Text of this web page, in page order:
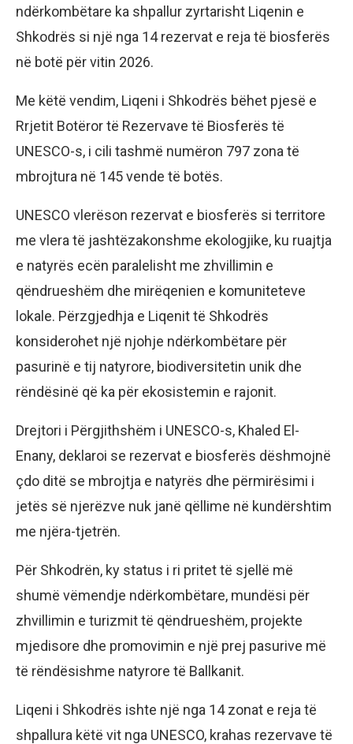
ndërkombëtare ka shpallur zyrtarisht Liqenin e
Shkodrës si një nga 14 rezervat e reja të biosferës
në botë për vitin 2026.
Me këtë vendim, Liqeni i Shkodrës bëhet pjesë e
Rrjetit Botëror të Rezervave të Biosferës të
UNESCO-s, i cili tashmë numëron 797 zona të
mbrojtura në 145 vende të botës.
UNESCO vlerëson rezervat e biosferës si territore
me vlera të jashtëzakonshme ekologjike, ku ruajtja
e natyrës ecën paralelisht me zhvillimin e
qëndrueshëm dhe mirëqenien e komuniteteve
lokale. Përzgjedhja e Liqenit të Shkodrës
konsiderohet një njohje ndërkombëtare për
pasurinë e tij natyrore, biodiversitetin unik dhe
rëndësinë që ka për ekosistemin e rajonit.
Drejtori i Përgjithshëm i UNESCO-s, Khaled El-
Enany, deklaroi se rezervat e biosferës dëshmojnë
çdo ditë se mbrojtja e natyrës dhe përmirësimi i
jetës së njerëzve nuk janë qëllime në kundërshtim
me njëra-tjetrën.
Për Shkodrën, ky status i ri pritet të sjellë më
shumë vëmendje ndërkombëtare, mundësi për
zhvillimin e turizmit të qëndrueshëm, projekte
mjedisore dhe promovimin e një prej pasurive më
të rëndësishme natyrore të Ballkanit.
Liqeni i Shkodrës ishte një nga 14 zonat e reja të
shpallura këtë vit nga UNESCO, krahas rezervave të